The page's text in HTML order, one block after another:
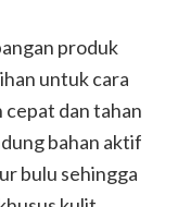
produk
untuk cara
cepat dan tahan
bahan aktif
bulu sehingga